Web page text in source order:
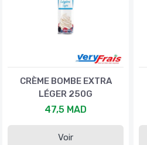
CRÈME BOMBE EXTRA
LÉGER 250G
47,5 MAD
Voir